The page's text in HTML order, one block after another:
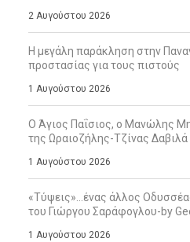
2 Αυγούστου 2026
Η μεγάλη παράκληση στην
προστασίας για τους πιστούς
1 Αυγούστου 2026
Ο Άγιος Παΐσιος, ο Μανώλης
της Ωραιοζήλης-Τζίνας Δαβιλά
1 Αυγούστου 2026
«Τύψεις»…ένας άλλος
του Γιώργου Σαράφογλου-by
1 Αυγούστου 2026